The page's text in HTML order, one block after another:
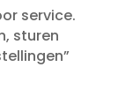
service.
sturen